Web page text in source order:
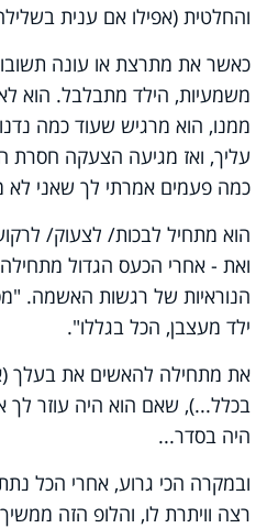
והחלטית (אפילו אם ענית
כאשר את מתרצת או עונה
משמעיות, הילד מתבלבל. הוא
ממנו, הוא מרגיש שעוד כמה
עליך, ואז מגיעה הצעקה חסרת
כמה פעמים אמרתי לך שאני
הוא מתחיל לבכות/ לצעוק/
ואת - אחרי הכעס הגדול
הנוראיות של רגשות האשמה.
ילד מעצבן, הכל בגללו".
את מתחילה להאשים את בעלך
בכלל...), שאם הוא היה עוזר לך
היה בסדר...
ובמקרה הכי גרוע, אחרי הכל
רצה וויתרת לו, והלופ הזה